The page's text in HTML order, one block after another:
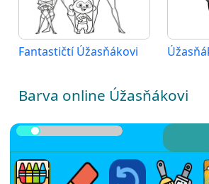
Fantastičtí Úžasňákovi
Barva online Úžasňákovi